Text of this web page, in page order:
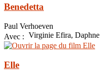
Benedetta
Paul Verhoeven
Avec : Virginie Efira,
Elle